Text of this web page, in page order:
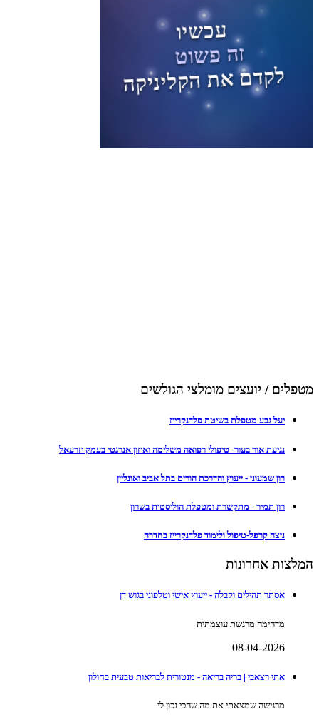
מטפלים / יועצים מומלצי הגולשים
יעל גבע מטפלת בשיטת פלדנקרייז
נגיעת אור בעור- טיפולי רפואה משלימה ואיזון אנרגטי בעמק יזרעאל
רון שמעוני - ייעוץ והדרכת הורים בתל אביב ואונליין
רון תמיר - מתקשרת ומטפלת הוליסטית בשרון
ניצה קרפל-טיפול ולימוד פלדנקרייז בחדרה
המלצות אחרונות
אסתר תהילים וקבלה - ייעוץ אישי וטלפוני בגוש דן
מדהימה מרגשת עוצמתית
08-04-2026
אתי רצאבי | בריה בריאה - מנטורית לבריאות טבעית בחולון
מרגישה שמצאתי את מה שהכי נכון לי